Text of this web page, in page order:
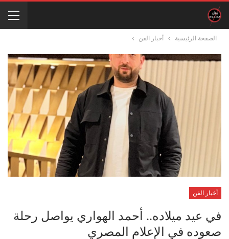
الصفحة الرئيسية أخبار الفن
أخبار الفن
في عيد ميلاده.. أحمد الهواري يواصل رحلة
صعوده في الإعلام المصري